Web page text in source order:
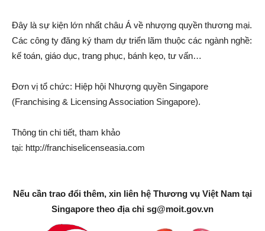
Đây là sự kiện lớn nhất châu Á về nhượng quyền thương mại.
Các công ty đăng ký tham dự triển lãm thuộc các ngành nghề:
kế toán, giáo dục, trang phục, bánh kẹo, tư vấn…
Đơn vị tổ chức: Hiệp hội Nhượng quyền Singapore
(Franchising & Licensing Association Singapore).
Thông tin chi tiết, tham khảo
tại: http://franchiselicenseasia.com
Nếu cần trao đổi thêm, xin liên hệ Thương vụ Việt Nam tại
Singapore theo địa chỉ sg@moit.gov.vn